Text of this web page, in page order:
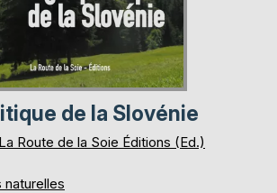
de la Slovénie
La Route de la Soie Éditions (Ed.)
naturelles